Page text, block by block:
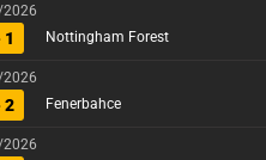
1 Nottingham Forest
2 Fenerbahce